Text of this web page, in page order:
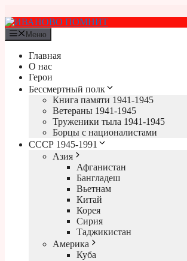
к
содержимому
Меню
Главная
О нас
Герои
Бессмертный полк
Книга памяти 1941-1945
Ветераны 1941-1945
Труженики тыла 1941-1945
Борцы с националистами
СССР 1945-1991
Азия
Афганистан
Бангладеш
Вьетнам
Китай
Корея
Сирия
Таджикистан
Америка
Куба